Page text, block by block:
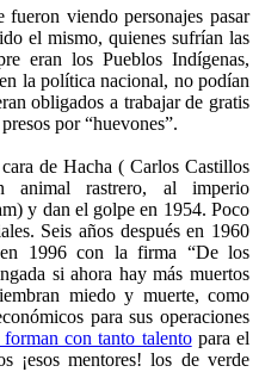
viendo personajes pasar
el mismo, quienes sufrían las
eran los Pueblos Indígenas,
la política nacional, no podían
obligados a trabajar de gratis
por “huevones”.
de Hacha ( Carlos Castillos
animal rastrero, al imperio
y dan el golpe en 1954. Poco
Seis años después en 1960
1996 con la firma “De los
si ahora hay más muertos
miedo y muerte, como
para sus operaciones
con tanto talentopara el
¡esos mentores! los de verde